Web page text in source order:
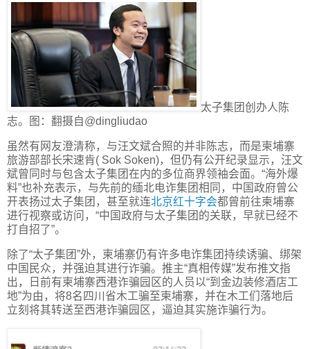
太子集团创办人陈
志。图：翻摄自@dingliudao
虽然有网友澄清称，与汪文斌合照的并非陈志，而是柬埔寨
旅游部部长宋速肯( Sok Soken)，但仍有公开纪录显示，汪文
斌曾同时与包含太子集团在内的多位商界领袖会面。“海外爆
料”也补充表示，与先前的缅北电诈集团相同，中国政府曾公
开表扬过太子集团，甚至就连北京红十字会都曾前往柬埔寨
进行视察或访问，“中国政府与太子集团的关联，早就已经不
打自招了”。
除了“太子集团”外，柬埔寨仍有许多电诈集团持续诱骗、绑架
中国民众，并强迫其进行诈骗。推主“真相传媒”发布推文指
出，日前有柬埔寨西港诈骗园区的人员以“到金边装修酒店工
地”为由，将8名四川省木工骗至柬埔寨，并在木工们落地后
立刻将其转送至西港诈骗园区，逼迫其实施诈骗行为。